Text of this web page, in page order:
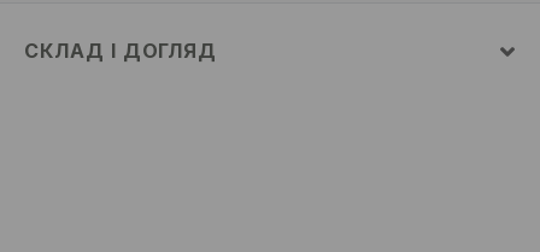
СКЛАД І ДОГЛЯД